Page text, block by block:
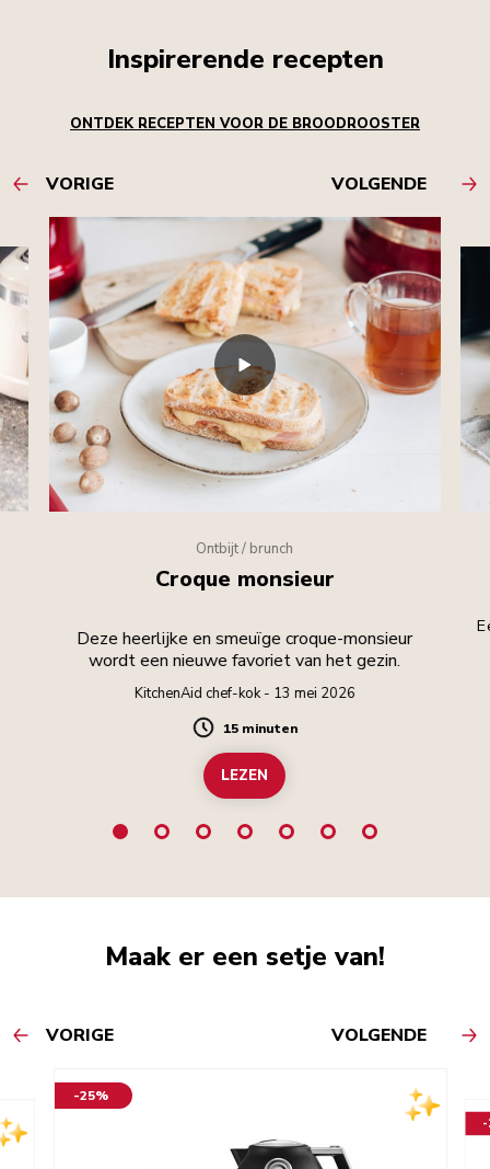
Inspirerende recepten
ONTDEK RECEPTEN VOOR DE BROODROOSTER
VORIGE VOLGENDE
Ontbijt / brunch
Croque monsieur
Deze heerlijke en smeuïge croque-monsieur
wordt een nieuwe favoriet van het gezin.
KitchenAid chef-kok - 13 mei 2026
Duration
15 minuten
LEZEN
Maak er een setje van!
VORIGE VOLGENDE
-25%
-